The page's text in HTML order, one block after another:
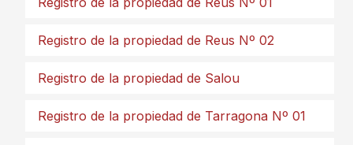
Registro de la propiedad de Reus Nº 02
Registro de la propiedad de Salou
Registro de la propiedad de Tarragona Nº 01